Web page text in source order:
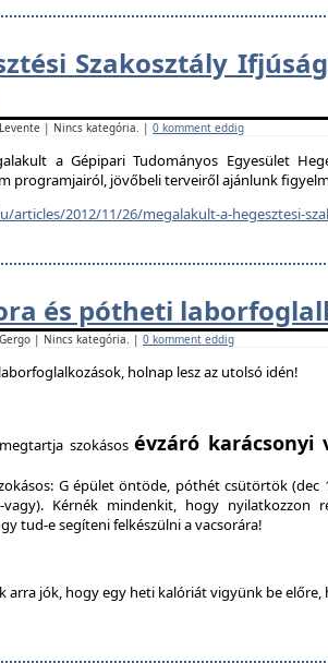
Szakosztály
| Nincs kategória. | 0 komment eddig
a Gépipari Tudományos Egyesület
programjairól, jövőbeli terveiről ajánlunk
articles/2012/11/26/megalakult-a-hegesztesi-
és pótheti
| Nincs kategória. | 0 komment eddig
laborfoglalkozások, holnap lesz az utolsó idén!
szokásosévzáró karácsonyi
G épület öntöde, póthét csütörtök (dec
Kérnék mindenkit, hogy nyilatkozzon
tud-e segíteni felkészülni a vacsorára!
arra jók, hogy egy heti kalóriát vigyünk be előre,